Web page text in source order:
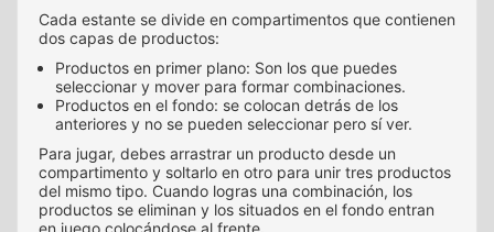
Cada estante se divide en compartimentos que contienen
dos capas de productos:
Productos en primer plano: Son los que puedes
seleccionar y mover para formar combinaciones.
Productos en el fondo: se colocan detrás de los
anteriores y no se pueden seleccionar pero sí ver.
Para jugar, debes arrastrar un producto desde un
compartimento y soltarlo en otro para unir tres productos
del mismo tipo. Cuando logras una combinación, los
productos se eliminan y los situados en el fondo entran
en juego colocándose al frente.